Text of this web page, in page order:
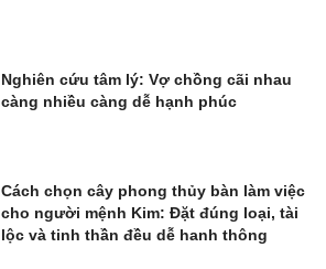
Nghiên cứu tâm lý: Vợ chồng cãi nhau
càng nhiều càng dễ hạnh phúc
Cách chọn cây phong thủy bàn làm việc
cho người mệnh Kim: Đặt đúng loại, tài
lộc và tinh thần đều dễ hanh thông